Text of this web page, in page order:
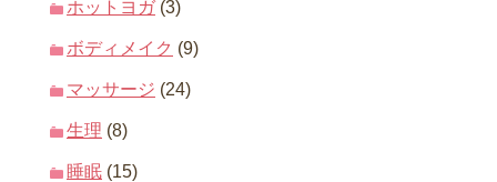
ホットヨガ(3)
ボディメイク (9)
マッサージ (24)
生理 (8)
睡眠 (15)